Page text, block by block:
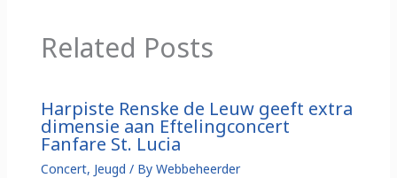
Related Posts
Harpiste Renske de Leuw geeft extra
dimensie aan Eftelingconcert
Fanfare St. Lucia
Concert, Jeugd / By Webbeheerder